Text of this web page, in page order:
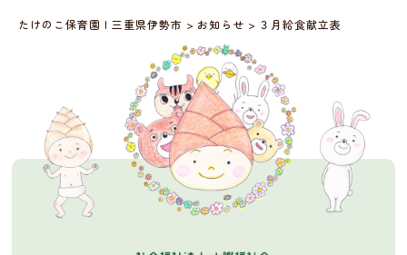
たけのこ保育園 | 三重県伊勢市 > お知らせ > ３月給食献立表